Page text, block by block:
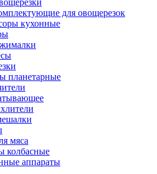
для овощерезок
кухонные
планетарные
мяса
колбасные
аппараты